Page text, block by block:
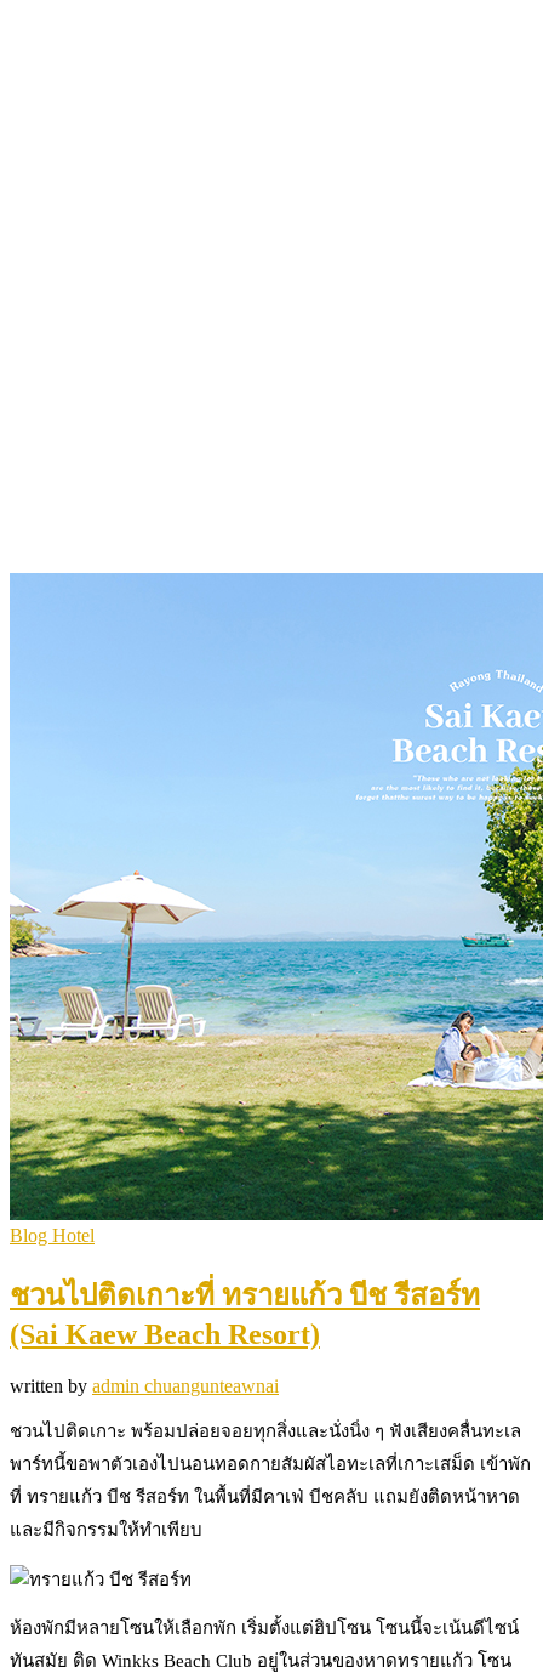
Blog Hotel
ชวนไปติดเกาะที่ ทรายแก้ว บีช รีสอร์ท
(Sai Kaew Beach Resort)
written by admin chuangunteawnai
ชวนไปติดเกาะ พร้อมปล่อยจอยทุกสิ่งและนั่งนิ่ง ๆ ฟังเสียงคลื่นทะเล
พาร์ทนี้ขอพาตัวเองไปนอนทอดกายสัมผัสไอทะเลที่เกาะเสม็ด เข้าพัก
ที่ ทรายแก้ว บีช รีสอร์ท ในพื้นที่มีคาเฟ่ บีชคลับ แถมยังติดหน้าหาด
และมีกิจกรรมให้ทำเพียบ
ห้องพักมีหลายโซนให้เลือกพัก เริ่มตั้งแต่ฮิปโซน โซนนี้จะเน้นดีไซน์
ทันสมัย ติด Winkks Beach Club อยู่ในส่วนของหาดทรายแก้ว โซน